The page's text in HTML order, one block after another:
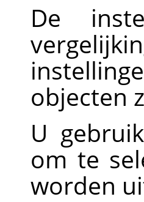
De
objecten
U
om te
worden